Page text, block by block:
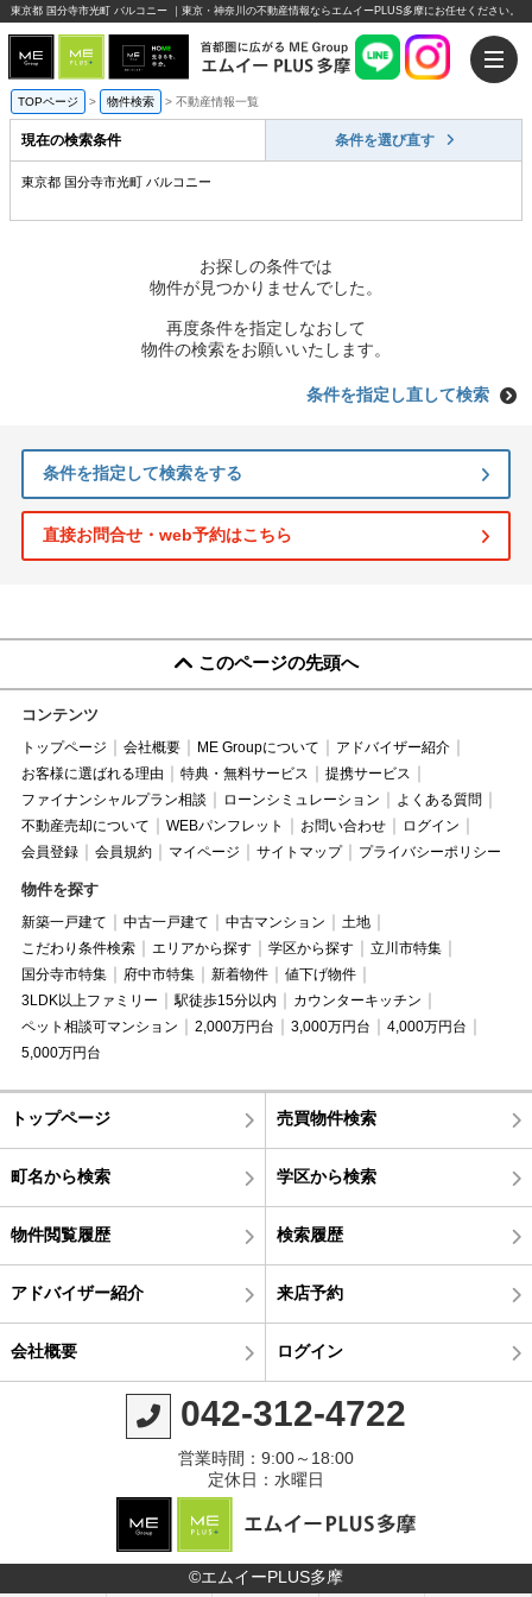
東京都 国分寺市光町 バルコニー ｜東京・神奈川の不動産情報ならエムイーPLUS多摩にお任せください。
TOPページ > 物件検索 > 不動産情報一覧
現在の検索条件 条件を選び直す
東京都 国分寺市光町 バルコニー
お探しの条件では
物件が見つかりませんでした。
再度条件を指定しなおして
物件の検索をお願いいたします。
条件を指定し直して検索
条件を指定して検索をする
直接お問合せ・web予約はこちら
このページの先頭へ
コンテンツ
トップページ 会社概要 ME Groupについて
アドバイザー紹介
お客様に選ばれる理由
特典・無料サービス
提携サービス
ファイナンシャルプラン相談
ローンシミュレーション
よくある質問
不動産売却について
WEBパンフレット お問い合わせ
ログイン
会員登録
会員規約 マイページ サイトマップ プライバシーポリシー
物件を探す
新築一戸建て 中古一戸建て 中古マンション
土地
こだわり条件検索
エリアから探す 学区から探す
立川市特集
国分寺市特集
府中市特集 新着物件
値下げ物件
3LDK以上ファミリー
駅徒歩15分以内
カウンターキッチン
ペット相談可マンション
2,000万円台 3,000万円台
4,000万円台
5,000万円台
トップページ 売買物件検索
町名から検索 学区から検索
物件閲覧履歴 検索履歴
アドバイザー紹介 来店予約
会社概要 ログイン
042-312-4722
営業時間：9:00～18:00
定休日：水曜日
©エムイーPLUS多摩